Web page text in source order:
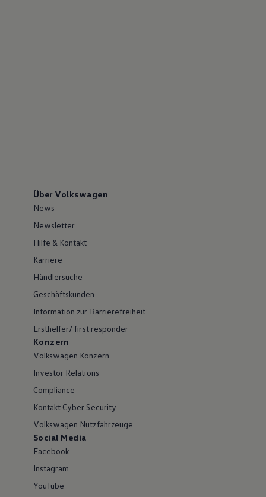
Über Volkswagen
News
Newsletter
Hilfe & Kontakt
Karriere
Händlersuche
Geschäftskunden
Information zur Barrierefreiheit
Ersthelfer/ first responder
Konzern
Volkswagen Konzern
Investor Relations
Compliance
Kontakt Cyber Security
Volkswagen Nutzfahrzeuge
Social Media
Facebook
Instagram
YouTube